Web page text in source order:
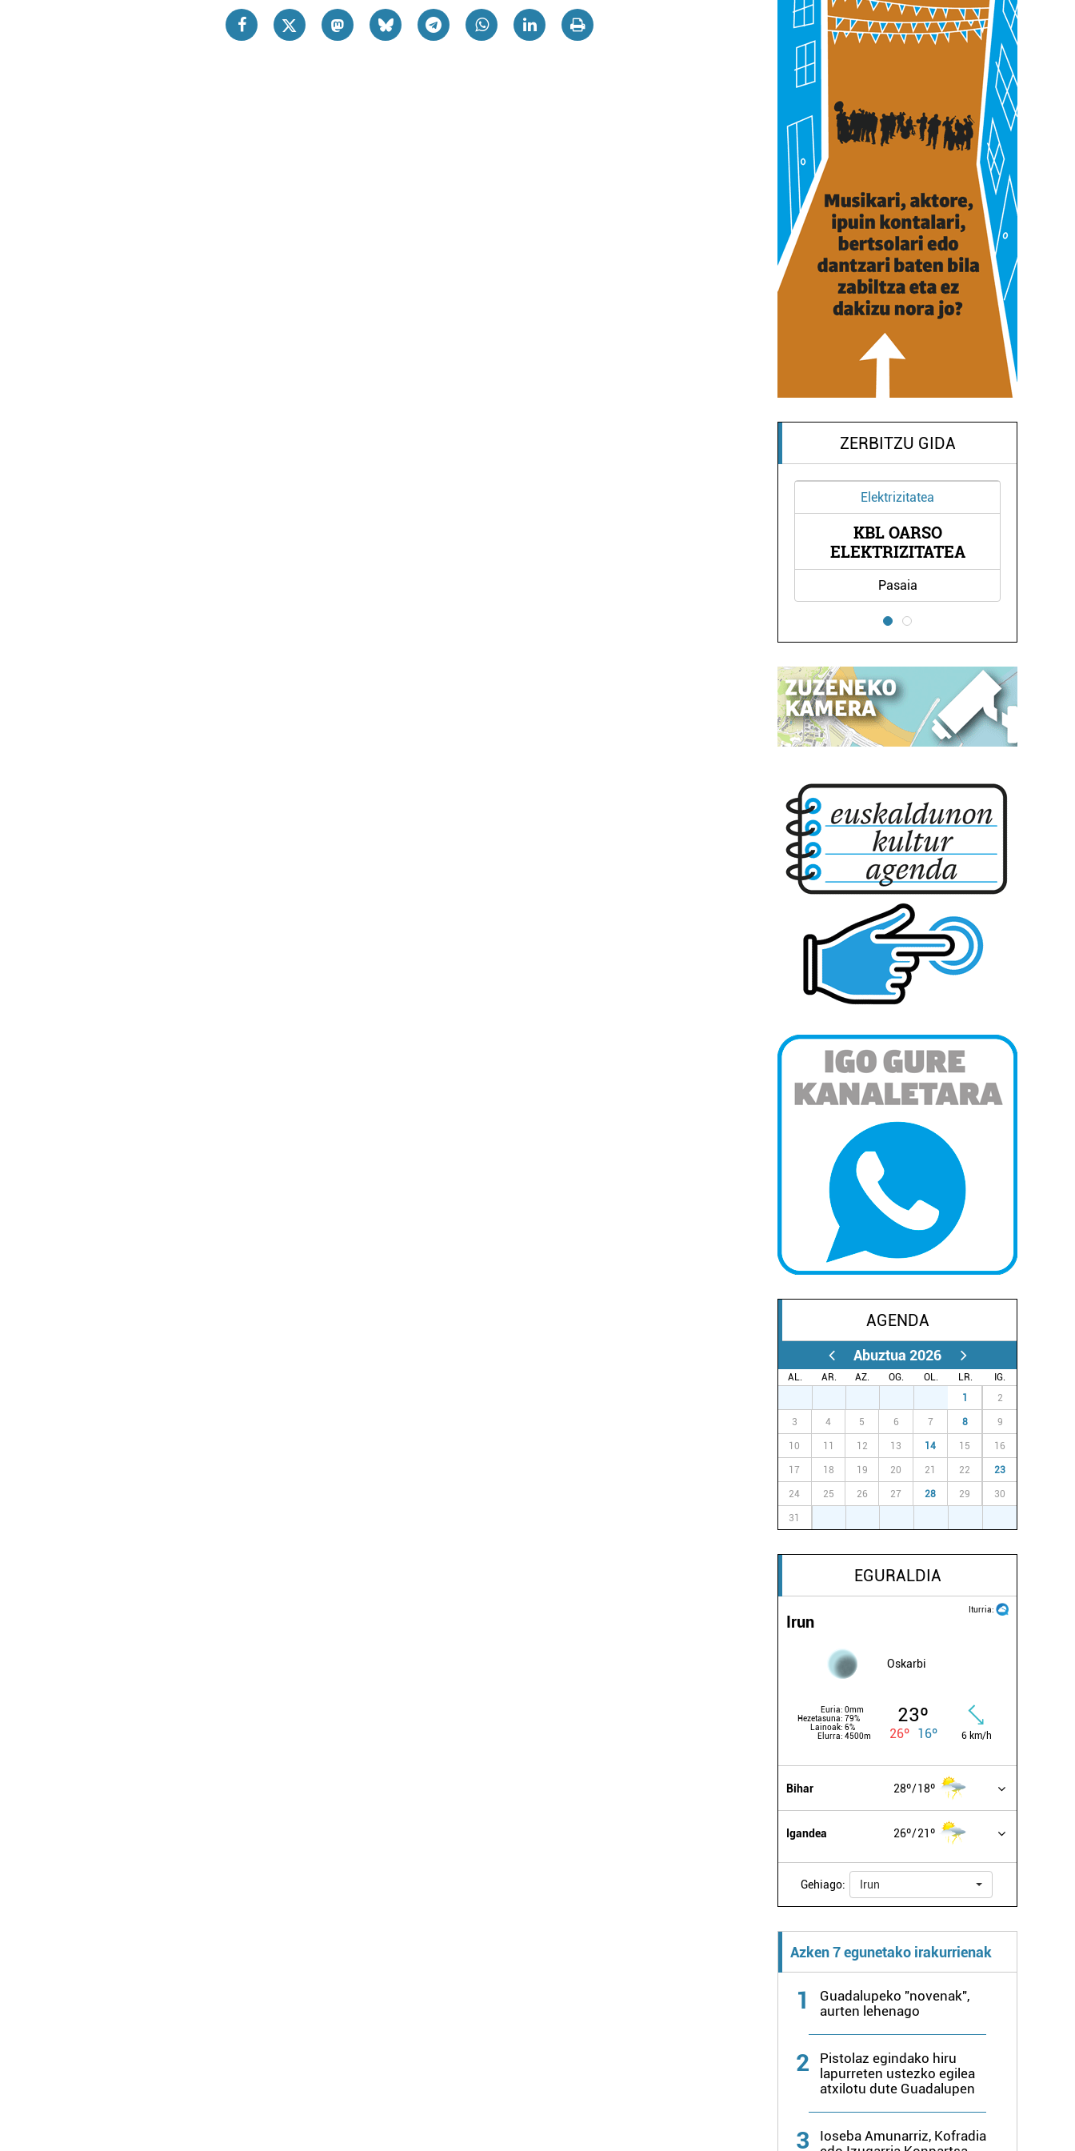
ZERBITZU GIDA
Elektrizitatea
KBL OARSO
ELEKTRIZITATEA
Pasaia
AGENDA
Abuztua 2026
AL. AR. AZ. OG. OL. LR.
IG.
1 2
3 4 5 6 7 8 9
10 11 12 13 14 15 16
17 18 19 20 21 22 23
24 25 26 27 28 29 30
31
EGURALDIA
Iturria:
Irun
Oskarbi
Euria: 0mm
Hezetasuna: 79%
Lainoak: 6%
Elurra: 4500m
23º
26º 16º 6 km/h
Bihar 28º 18º
Igandea 26º 21º
Gehiago: Irun
Azken 7 egunetako irakurrienak
1
Guadalupeko "novenak",
aurten lehenago
2
Pistolaz egindako hiru
lapurreten ustezko egilea
atxilotu dute Guadalupen
3
Ioseba Amunarriz, Kofradia